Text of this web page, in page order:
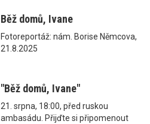
Běž domů, Ivane
Fotoreportáž: nám. Borise Němcova,
21.8.2025
"Běž domů, Ivane"
21. srpna, 18:00, před ruskou
ambasádu. Přijďte si připomenout